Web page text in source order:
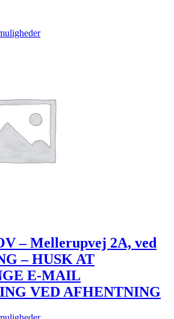
Dette
kan
vælges
på
varesiden
– Mellerupvej 2A, ved
– HUSK AT
E-MAIL
VED AFHENTNING